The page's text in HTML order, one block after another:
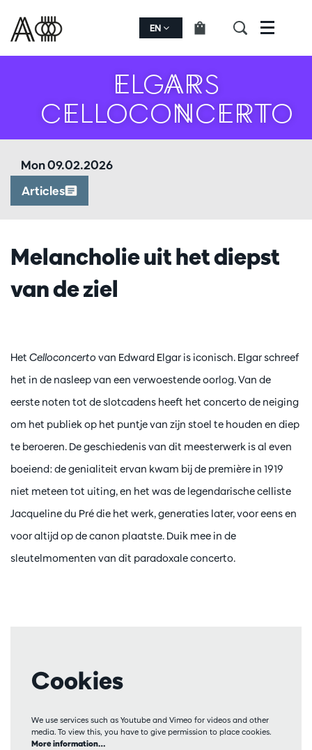
EN Menu
ELGARS
CELLOCONCERTO
Articles
Mon 09.02.2026
Melancholie uit het diepst
van de ziel
Het Celloconcerto van Edward Elgar is iconisch. Elgar schreef
het in de nasleep van een verwoestende oorlog. Van de
eerste noten tot de slotcadens heeft het concerto de neiging
om het publiek op het puntje van zijn stoel te houden en diep
te beroeren. De geschiedenis van dit meesterwerk is al even
boeiend: de genialiteit ervan kwam bij de première in 1919
niet meteen tot uiting, en het was de legendarische celliste
Jacqueline du Pré die het werk, generaties later, voor eens en
voor altijd op de canon plaatste. Duik mee in de
sleutelmomenten van dit paradoxale concerto.
Cookies
We use services such as Youtube and Vimeo for videos and other
media. To view this, you have to give permission to place cookies.
More information…